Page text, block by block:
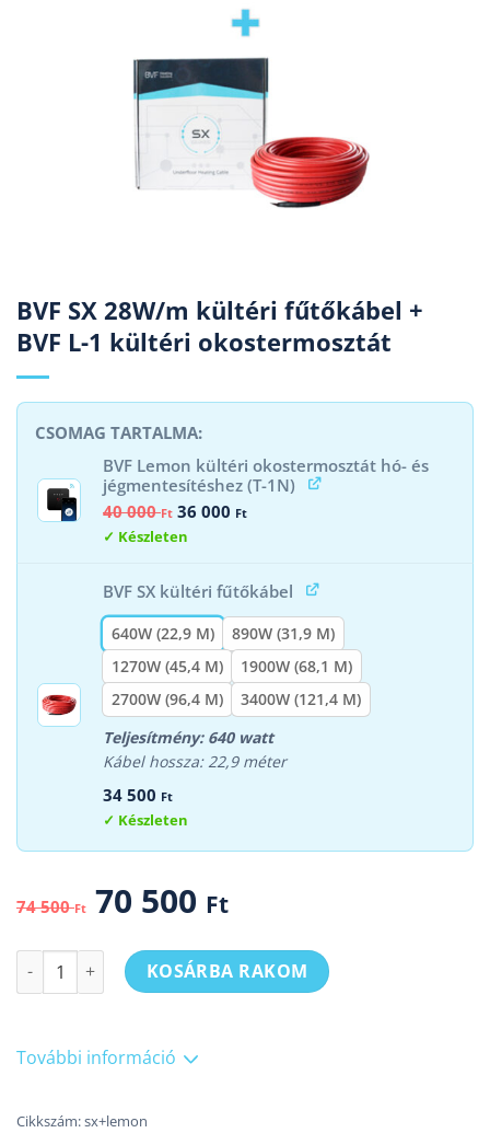
BVF SX 28W/m kültéri fűtőkábel +
BVF L-1 kültéri okostermosztát
BVF Lemon kültéri okostermosztát hó- és
jégmentesítéshez (T-1N)
40 000Ft Original
was:
000 Ft.
36 000 FtCurrent
000 Ft.
Készleten
BVF SX kültéri fűtőkábel
640W (22,9 M)
890W (31,9 M)
1270W (45,4 M)
1900W (68,1 M)
2700W (96,4 M)
3400W (121,4 M)
Teljesítmény: 640 watt
Kábel hossza: 22,9 méter
34 500 Ft
Készleten
74 500Ft 70 500 Ft
BVF SX 28W/m kültéri fűtőkábel + BVF L-1 kültéri
KOSÁRBA RAKOM
További információ
Cikkszám:sx+lemon